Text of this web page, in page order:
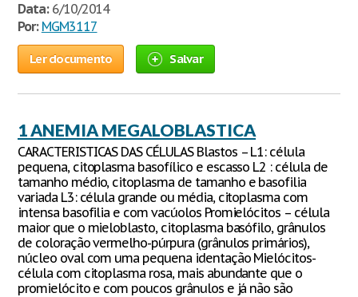
Data:6/10/2014
Por: MGM3117
Ler documento Salvar
1 ANEMIA MEGALOBLASTICA
CARACTERISTICAS DAS CÉLULAS Blastos – L1: célula
pequena, citoplasma basofílico e escasso L2 : célula de
tamanho médio, citoplasma de tamanho e basofilia
variada L3: célula grande ou média, citoplasma com
intensa basofilia e com vacúolos Promielócitos – célula
maior que o mieloblasto, citoplasma basófilo, grânulos
de coloração vermelho-púrpura (grânulos primários),
núcleo oval com uma pequena identação Mielócitos-
célula com citoplasma rosa, mais abundante que o
promielócito e com poucos grânulos e já não são